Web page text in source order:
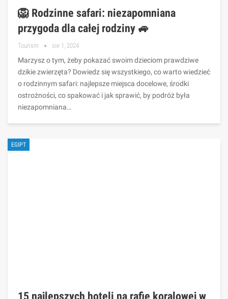
🦁 Rodzinne safari: niezapomniana
przygoda dla całej rodziny 🚙
Tourism sie 1, 2024
Marzysz o tym, żeby pokazać swoim dzieciom prawdziwe
dzikie zwierzęta? Dowiedz się wszystkiego, co warto wiedzieć
o rodzinnym safari: najlepsze miejsca docelowe, środki
ostrożności, co spakować i jak sprawić, by podróż była
niezapomniana…
EGIPT
15 najlepszych hoteli na rafie koralowej w